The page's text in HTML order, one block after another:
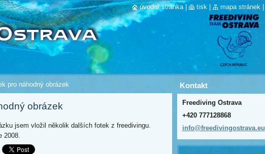
pro náhodný obrázek
obrázek
jsem vložil několik dalších fotek z freedivingu.
2008.
Kontakt
Freediving Ostrava
+420 777128868
info@freedivingostrava.eu
úvodní stránka tisk mapa stránek